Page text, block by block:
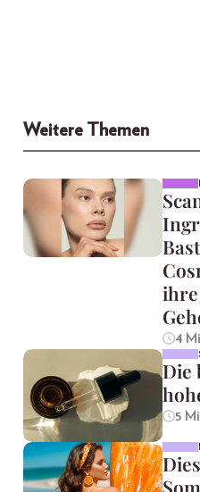
Weitere Themen
4
Die
5